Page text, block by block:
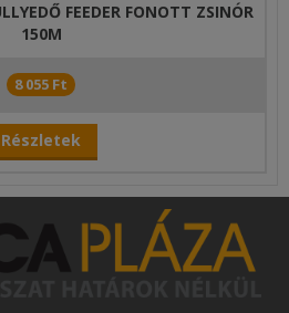
FEEDER FONOTT ZSINÓR
150M
8 055 Ft
Részletek